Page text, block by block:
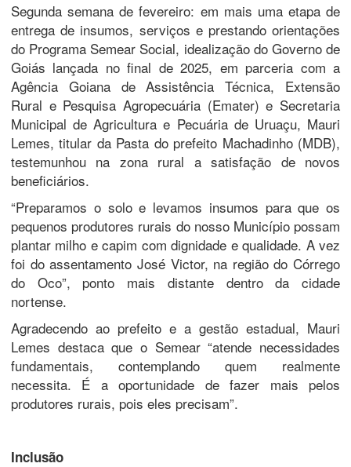
Segunda semana de fevereiro: em mais uma etapa de
entrega de insumos, serviços e prestando orientações
do Programa Semear Social, idealização do Governo de
Goiás lançada no final de 2025, em parceria com a
Agência Goiana de Assistência Técnica, Extensão
Rural e Pesquisa Agropecuária (Emater) e Secretaria
Municipal de Agricultura e Pecuária de Uruaçu, Mauri
Lemes, titular da Pasta do prefeito Machadinho (MDB),
testemunhou na zona rural a satisfação de novos
beneficiários.
“Preparamos o solo e levamos insumos para que os
pequenos produtores rurais do nosso Município possam
plantar milho e capim com dignidade e qualidade. A vez
foi do assentamento José Victor, na região do Córrego
do Oco”, ponto mais distante dentro da cidade
nortense.
Agradecendo ao prefeito e a gestão estadual, Mauri
Lemes destaca que o Semear “atende necessidades
fundamentais, contemplando quem realmente
necessita. É a oportunidade de fazer mais pelos
produtores rurais, pois eles precisam”.
Inclusão